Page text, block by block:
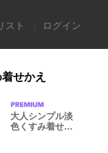
スト ログイン
せかえ
大人シンプル淡
色くすみ着せか